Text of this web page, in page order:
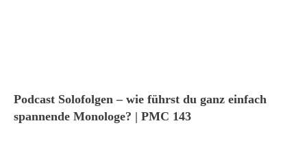
Podcast Solofolgen – wie führst du ganz einfach
spannende Monologe? | PMC 143